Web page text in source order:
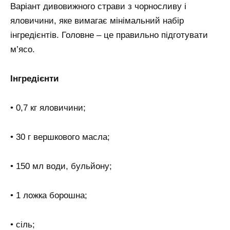
Варіант дивовижного страви з чорносливу і
яловичини, яке вимагає мінімальний набір
інгредієнтів. Головне – це правильно підготувати
м’ясо.
Інгредієнти
• 0,7 кг яловичини;
• 30 г вершкового масла;
• 150 мл води, бульйону;
• 1 ложка борошна;
• сіль;